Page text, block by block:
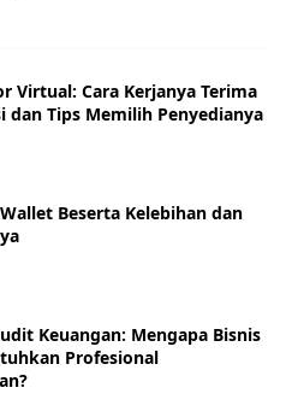
Virtual: Cara Kerjanya Terima
dan Tips Memilih Penyedianya
Beserta Kelebihan dan
Keuangan: Mengapa Bisnis
Profesional